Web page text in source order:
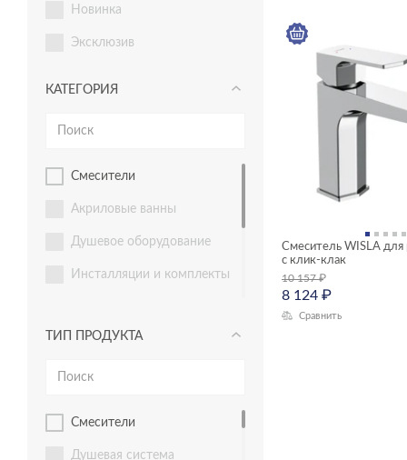
новинка
эксклюзив
КАТЕГОРИЯ
смесители
акриловые ванны
душевое оборудование
инсталляции и комплекты
Комплекты смесителей
мебель для ванной
ТИП ПРОДУКТА
смесители
душевая система
Смеситель WISLA для
с клик-клак
10 157₽
8 124 ₽
Сравнить